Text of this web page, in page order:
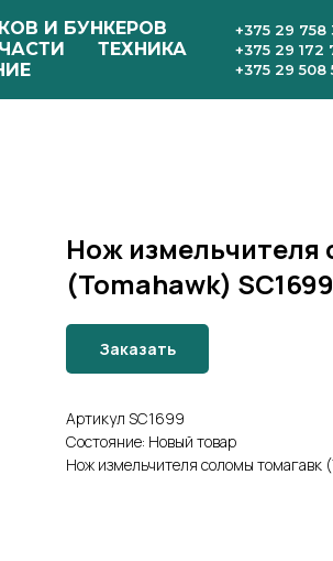
И БУНКЕРОВ
ТЕХНИКА
+375 29 758
+375 29 172
+375 29 508
Нож измельчителя
(Tomahawk) SC1699
Заказать
Артикул SC1699
Состояние: Новый товар
Нож измельчителя соломы томагавк